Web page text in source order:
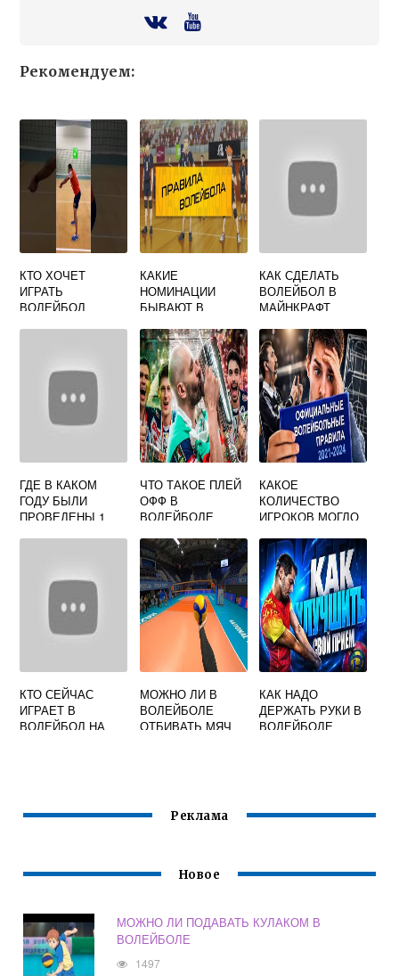
Рекомендуем:
КТО ХОЧЕТ
ИГРАТЬ
ВОЛЕЙБОЛ
КАКИЕ
НОМИНАЦИИ
БЫВАЮТ В
КАК СДЕЛАТЬ
ВОЛЕЙБОЛ В
МАЙНКРАФТ
ГДЕ В КАКОМ
ГОДУ БЫЛИ
ПРОВЕДЕНЫ 1
ПО ВОЛЕЙБОЛУ
ЧТО ТАКОЕ ПЛЕЙ
ОФФ В
ВОЛЕЙБОЛЕ
КАКОЕ
КОЛИЧЕСТВО
ИГРОКОВ МОГЛО
НА ПЛОЩАДКЕ В
ПЕРВЫХ
ПРАВИЛАХ
ВОЛЕЙБОЛА
КТО СЕЙЧАС
ИГРАЕТ В
ВОЛЕЙБОЛ НА
МОЖНО ЛИ В
ВОЛЕЙБОЛЕ
ОТБИВАТЬ МЯЧ
КАК НАДО
ДЕРЖАТЬ РУКИ В
ВОЛЕЙБОЛЕ
Реклама
Новое
МОЖНО ЛИ ПОДАВАТЬ КУЛАКОМ В
ВОЛЕЙБОЛЕ
1497